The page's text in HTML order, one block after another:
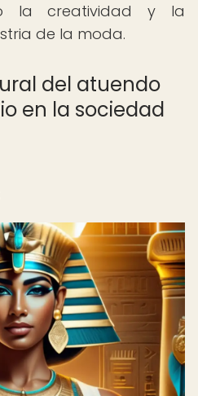
la creatividad y la
de la moda.
del atuendo
en la sociedad